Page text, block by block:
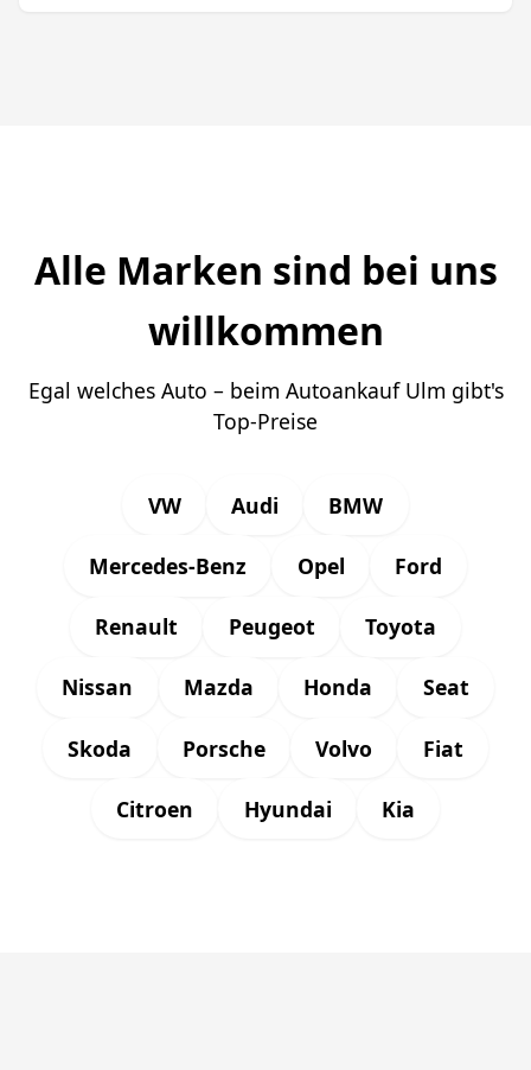
Alle Marken sind bei uns
willkommen
Egal welches Auto – beim Autoankauf Ulm gibt's
Top-Preise
VW Audi BMW
Mercedes-Benz Opel Ford
Renault Peugeot Toyota
Nissan Mazda Honda Seat
Skoda Porsche Volvo Fiat
Citroen Hyundai Kia